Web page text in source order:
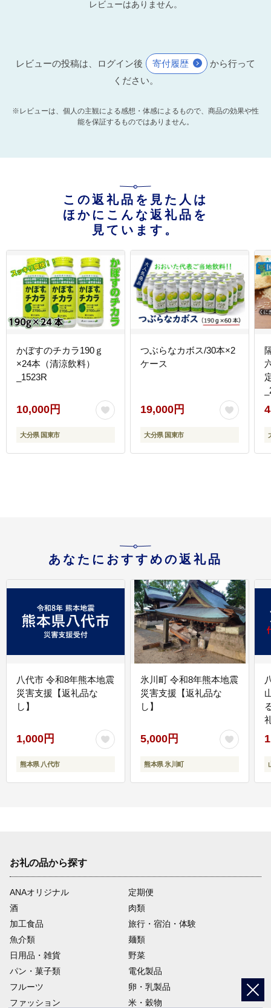
レビューはありません。
レビューの投稿は、ログイン後 寄付履歴
から行って
ください。
※レビューは、個人の主観による感想・体感によるもので、商品の効果や性
能を保証するものではありません。
この返礼品を見た人は
ほかにこんな返礼品を
見ています。
かぼすのチカラ190ｇ
×24本（清涼飲料）
_1523R
10,000円
大分県 国東市
つぶらなカボス/30本×2
ケース
19,000円
大分県 国東市
あなたにおすすめの返礼品
八代市 令和8年熊本地震
災害支援【返礼品な
し】
1,000円
熊本県 八代市
氷川町 令和8年熊本地震
災害支援【返礼品な
し】
5,000円
熊本県 氷川町
お礼の品から探す
ANAオリジナル
定期便
酒
肉類
加工食品
旅行・宿泊・体験
魚介類
麺類
日用品・雑貨
野菜
パン・菓子類
電化製品
フルーツ
卵・乳製品
ファッション
米・穀物